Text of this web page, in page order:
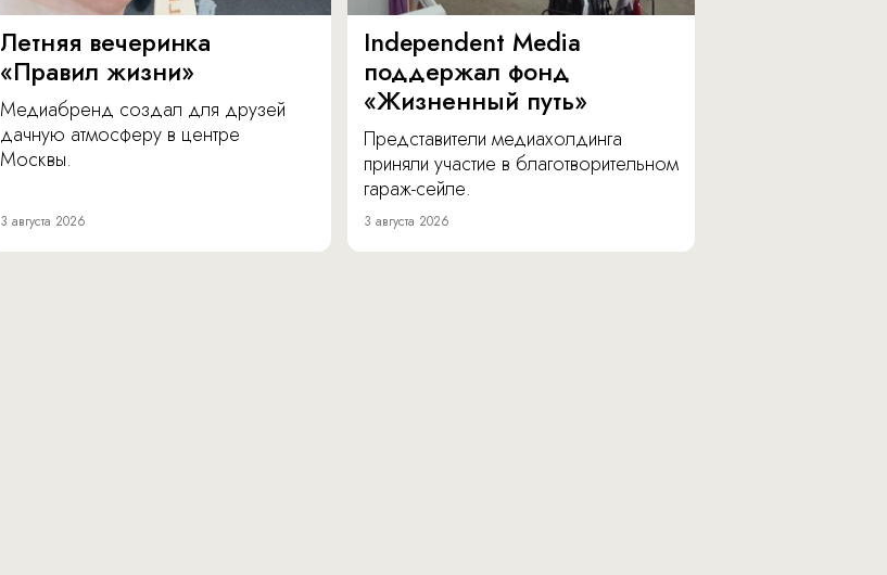
Летняя вечеринка
«Правил жизни»
Медиабренд создал для друзей
дачную атмосферу в центре
Москвы.
3 августа 2026
Independent Media
поддержал фонд
«Жизненный путь»
Представители медиахолдинга
приняли участие в благотворительном
гараж-сейле.
3 августа 2026